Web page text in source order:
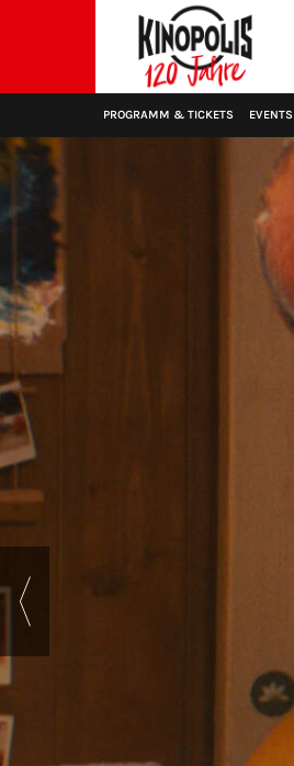
PROGRAMM & TICKETS EVENTS